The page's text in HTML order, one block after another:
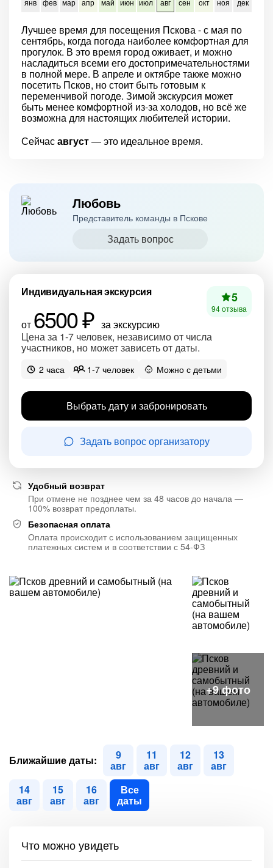
янв фев мар апр май июн июл авг сен окт ноя дек
Лучшее время для посещения Пскова - с мая по
сентябрь, когда погода наиболее комфортная для
прогулок. В это время город оживает, и можно
насладиться всеми его достопримечательностями
в полной мере. В апреле и октябре также можно
посетить Псков, но стоит быть готовым к
переменчивой погоде. Зимой экскурсия может
быть менее комфортной из-за холодов, но всё же
возможна для настоящих любителей истории.
Сейчасавгуст— это идеальное время.
Любовь
Представитель команды в Пскове
Задать вопрос
Индивидуальная экскурсия
от 6500 ₽ за экскурсию
Цена за 1-7 человек, независимо от числа
участников, но может зависеть от даты.
5
94 отзыва
2 часа 1-7 человек Можно с детьми
Выбрать дату и забронировать
Задать вопрос организатору
Удобный возврат
При отмене не позднее чем за 48 часов до начала —
100% возврат предоплаты.
Безопасная оплата
Оплата происходит с использованием защищенных
платежных систем и в соответствии с 54-ФЗ
Ближайшие даты: 9
авг
11
авг
12
авг
13
авг
14
авг
15
авг
16
авг
Все
даты
Что можно увидеть